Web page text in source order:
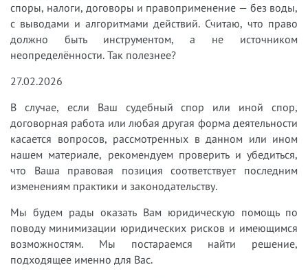
споры, налоги, договоры и правоприменение — без воды,
с выводами и алгоритмами действий. Считаю, что право
должно быть инструментом, а не источником
неопределённости. Так полезнее?
27.02.2026
В случае, если Ваш судебный спор или иной спор,
договорная работа или любая другая форма деятельности
касается вопросов, рассмотренных в данном или ином
нашем материале, рекомендуем проверить и убедиться,
что Ваша правовая позиция соответствует последним
изменениям практики и законодательству.
Мы будем рады оказать Вам юридическую помощь по
поводу минимизации юридических рисков и имеющимся
возможностям. Мы постараемся найти решение,
подходящее именно для Вас.